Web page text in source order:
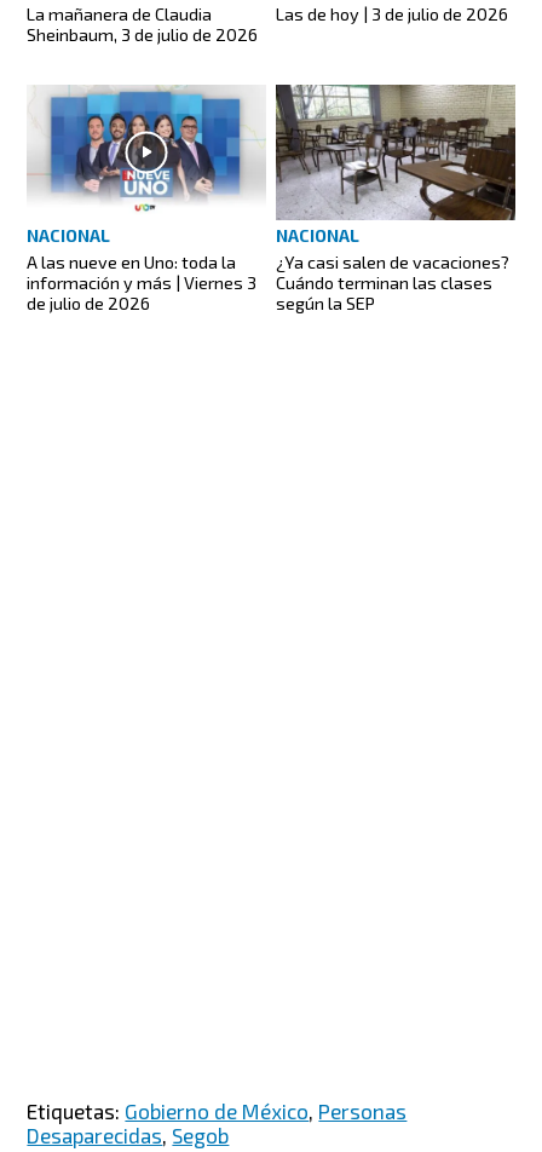
La mañanera de Claudia
Sheinbaum, 3 de julio de 2026
Las de hoy | 3 de julio de 2026
NACIONAL
A las nueve en Uno: toda la
información y más | Viernes 3
de julio de 2026
NACIONAL
¿Ya casi salen de vacaciones?
Cuándo terminan las clases
según la SEP
Etiquetas: Gobierno de México Personas
Desaparecidas Segob